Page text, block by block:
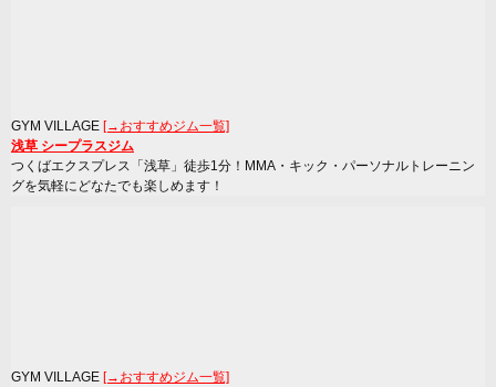
GYM VILLAGE [→おすすめジム一覧]
浅草 シープラスジム
つくばエクスプレス「浅草」徒歩1分！MMA・キック・パーソナルトレーニン
グを気軽にどなたでも楽しめます！
GYM VILLAGE [→おすすめジム一覧]